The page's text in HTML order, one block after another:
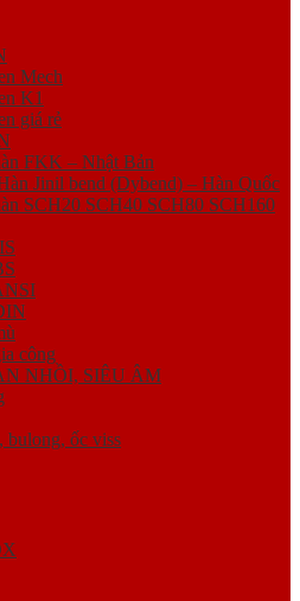
Mech
K1
giá rẻ
FKK – Nhật Bản
Jinil bend (Dybend) – Hàn Quốc
SCH20 SCH40 SCH80 SCH160
công
NHỒI, SIÊU ÂM
bulong, ốc viss